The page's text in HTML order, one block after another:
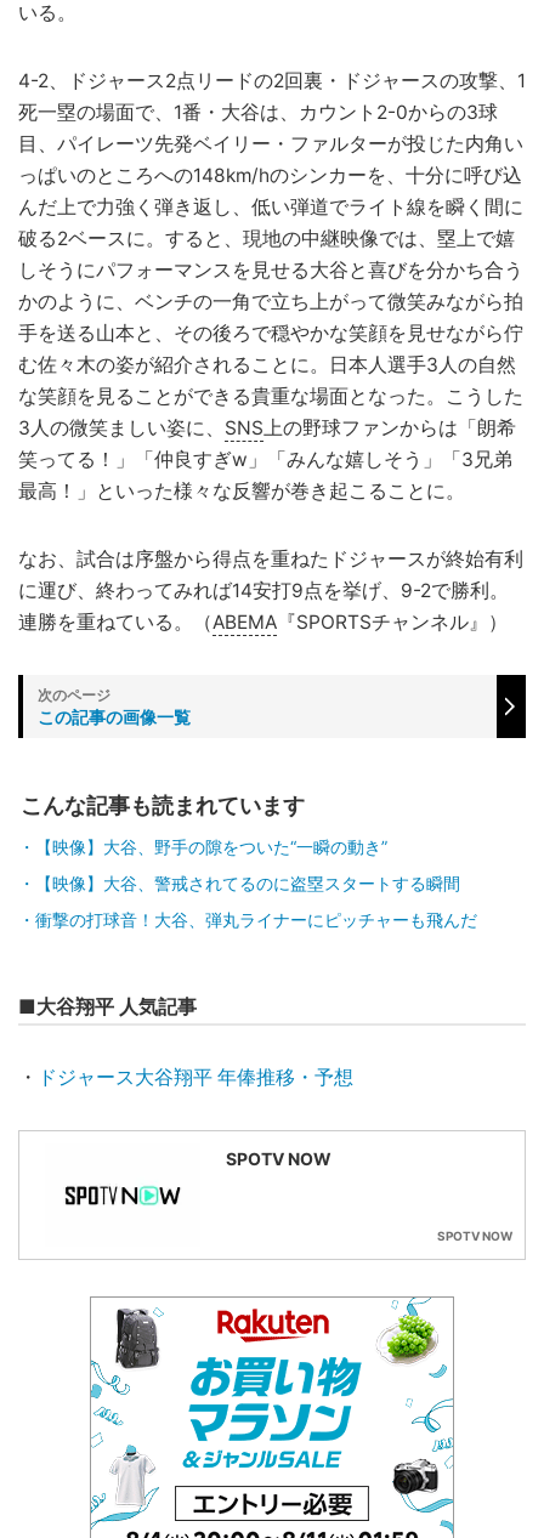
いる。
4-2、ドジャース2点リードの2回裏・ドジャースの攻撃、1
死一塁の場面で、1番・大谷は、カウント2-0からの3球
目、パイレーツ先発ベイリー・ファルターが投じた内角い
っぱいのところへの148km/hのシンカーを、十分に呼び込
んだ上で力強く弾き返し、低い弾道でライト線を瞬く間に
破る2ベースに。すると、現地の中継映像では、塁上で嬉
しそうにパフォーマンスを見せる大谷と喜びを分かち合う
かのように、ベンチの一角で立ち上がって微笑みながら拍
手を送る山本と、その後ろで穏やかな笑顔を見せながら佇
む佐々木の姿が紹介されることに。日本人選手3人の自然
な笑顔を見ることができる貴重な場面となった。こうした
3人の微笑ましい姿に、 SNS上の野球ファンからは「朗希
笑ってる！」「仲良すぎw」「みんな嬉しそう」「3兄弟
最高！」といった様々な反響が巻き起こることに。
なお、試合は序盤から得点を重ねたドジャースが終始有利
に運び、終わってみれば14安打9点を挙げ、9-2で勝利。
連勝を重ねている。（ABEMA 『SPORTSチャンネル』）
この記事の画像一覧
こんな記事も読まれています
【映像】大谷、野手の隙をついた“一瞬の動き”
【映像】大谷、警戒されてるのに盗塁スタートする瞬間
衝撃の打球音！大谷、弾丸ライナーにピッチャーも飛んだ
■大谷翔平 人気記事
・ ドジャース大谷翔平 年俸推移・予想
SPOTV NOW
SPOTV NOW